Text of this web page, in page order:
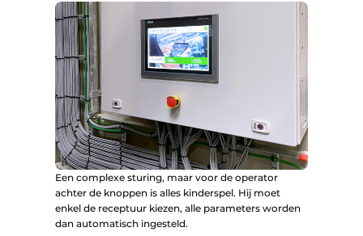
Een complexe sturing, maar voor de operator
achter de knoppen is alles kinderspel. Hij moet
enkel de receptuur kiezen, alle parameters worden
dan automatisch ingesteld.